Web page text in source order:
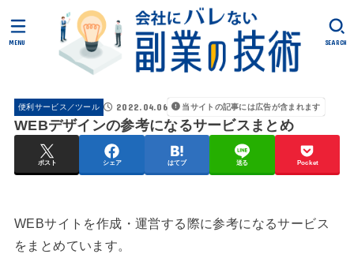
SEARCH
MENU
便利サービス／ツール 2022.04.06 当サイトの記事には広告が含まれます
WEBデザインの参考になるサービスまとめ
ポスト シェア はてブ 送る Pocket
WEBサイトを作成・運営する際に参考になるサービス
をまとめています。